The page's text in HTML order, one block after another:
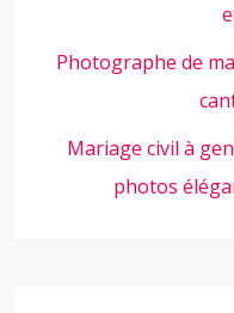
Photographe de
Mariage civil à
photos